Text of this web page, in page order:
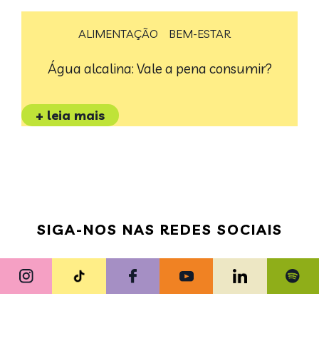
ALIMENTAÇÃO BEM-ESTAR
Água alcalina: Vale a pena consumir?
+ leia mais
SIGA-NOS NAS REDES SOCIAIS